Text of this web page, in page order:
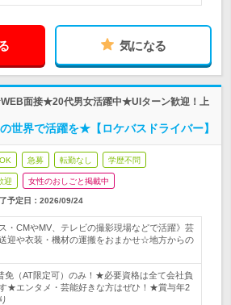
気になる
面接★20代男女活躍中★UIターン歓迎！上
世界で活躍を★【ロケバスドライバー】
急募 転勤なし 学歴不問
迎 女性のおしごと掲載中
予定日： 2026/09/24
・CMやMV、テレビの撮影現場などで活躍》芸
迎や衣装・機材の運搬をおまかせ☆地方からの
免（AT限定可）のみ！★必要資格は全て会社負
★エンタメ・芸能好きな方はぜひ！★賞与年2